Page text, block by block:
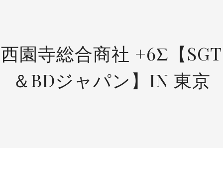
西園寺総合商社 +6Σ【SGT
＆BDジャパン】IN 東京